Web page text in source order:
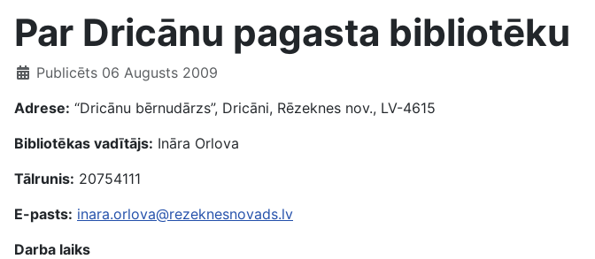
Par Dricānu pagasta bibliotēku
Publicēts 06 Augusts 2009
Adrese: “Dricānu bērnudārzs”, Dricāni, Rēzeknes nov., LV-4615
Bibliotēkas vadītājs: Ināra Orlova
Tālrunis: 20754111
E-pasts: inara.orlova@rezeknesnovads.lv
Darba laiks